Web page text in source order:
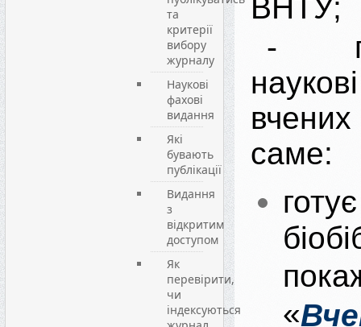
та
критерії
вибору
журналу
Наукові
фахові
видання
Які
бувають
публікації
Видання
з
відкритим
доступом
Як
перевірити,
чи
індексуються
ВНТУ;
-
саме:
«